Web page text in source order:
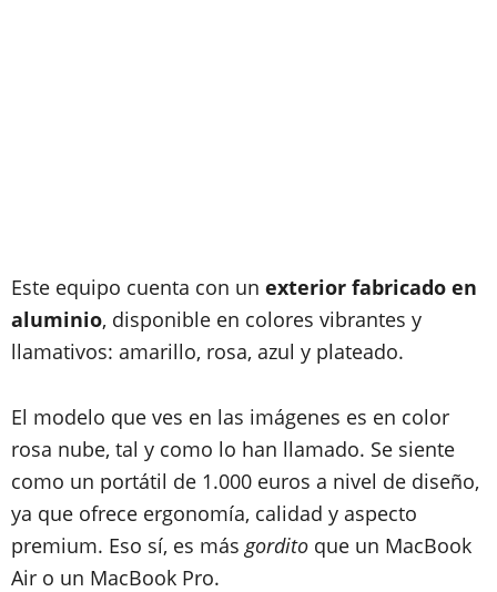
Este equipo cuenta con un exterior fabricado en
aluminio, disponible en colores vibrantes y
llamativos: amarillo, rosa, azul y plateado.
El modelo que ves en las imágenes es en color
rosa nube, tal y como lo han llamado. Se siente
como un portátil de 1.000 euros a nivel de diseño,
ya que ofrece ergonomía, calidad y aspecto
premium. Eso sí, es másgordito que un MacBook
Air o un MacBook Pro.